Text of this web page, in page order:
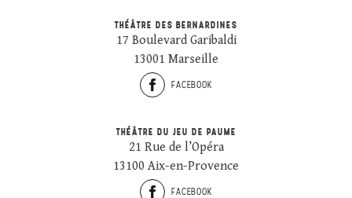
THÉÂTRE DES BERNARDINES
17 Boulevard Garibaldi
13001 Marseille
FACEBOOK
THÉÂTRE DU JEU DE PAUME
21 Rue de l’Opéra
13100 Aix-en-Provence
FACEBOOK